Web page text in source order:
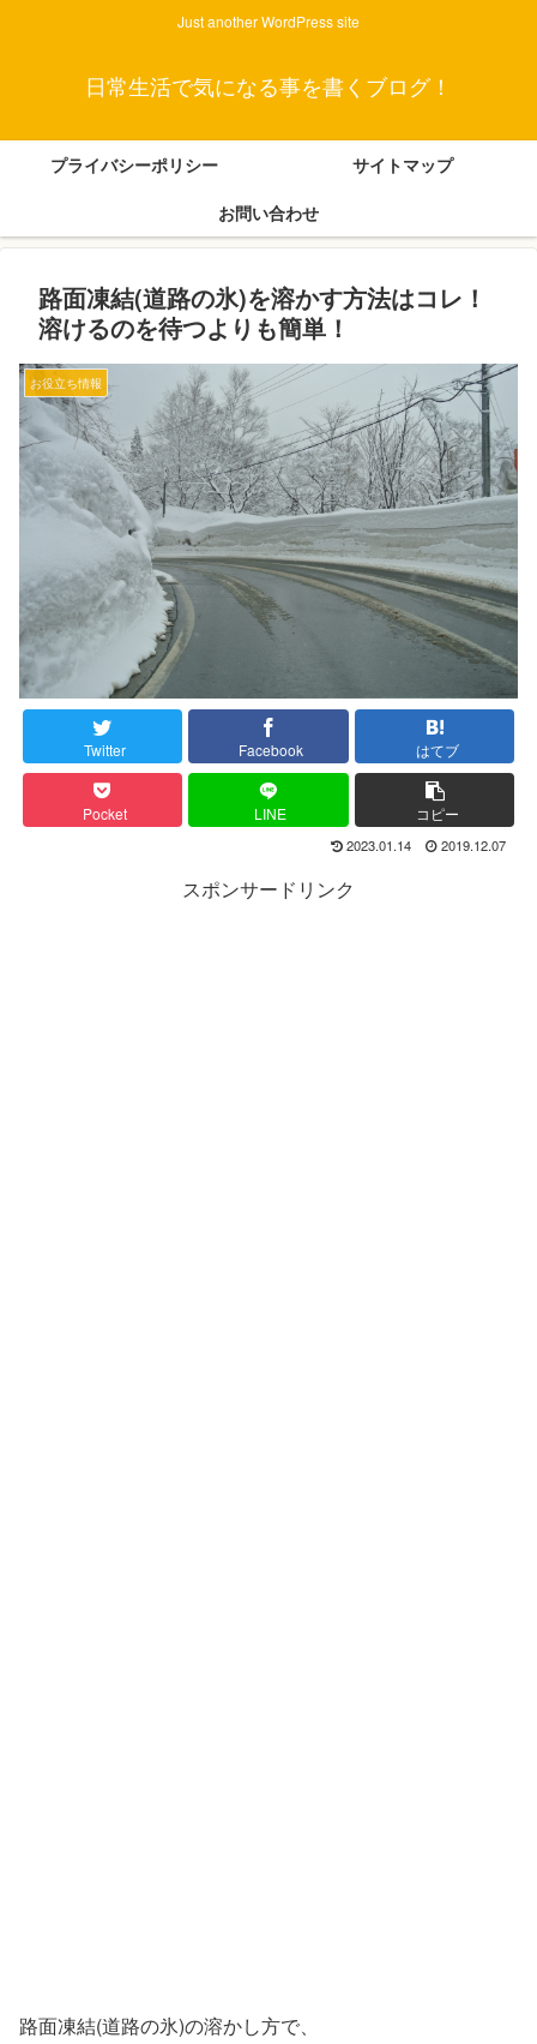
Just another WordPress site
日常生活で気になる事を書くブログ！
プライバシーポリシー
サイトマップ
お問い合わせ
路面凍結(道路の氷)を溶かす方法はコレ！
溶けるのを待つよりも簡単！
お役立ち情報
Twitter Facebook はてブ
Pocket LINE コピー
2023.01.14 2019.12.07
スポンサードリンク
路面凍結(道路の氷)の溶かし方で、